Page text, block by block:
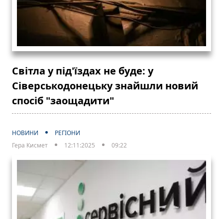
Світла у під'їздах не буде: у
Сіверськодонецьку знайшли новий
спосіб "заощадити"
НОВИНИ
РЕГІОНИ
Гера Кисмет
12:11:2025 09:22